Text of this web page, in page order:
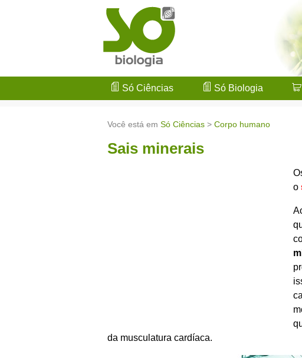
Só Ciências Só Biologia
Você está em Só Ciências > Corpo humano
Sais minerais
o
da musculatura cardíaca.